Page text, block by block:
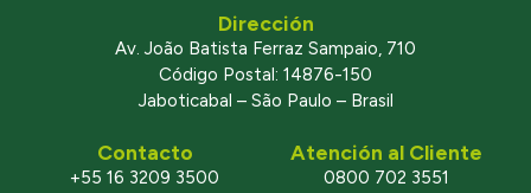
Dirección
Av. João Batista Ferraz Sampaio, 710
Código Postal: 14876-150
Jaboticabal – São Paulo – Brasil
Contacto
+55 16 3209 3500
Atención al Cliente
0800 702 3551